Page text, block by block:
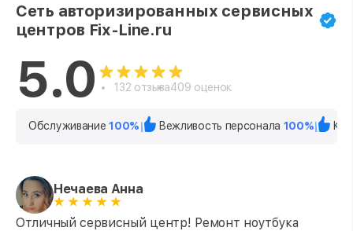
Сеть авторизированных сервисных
центров Fix-Line.ru
5.0 132 отзыва409 оценок
Обслуживание100% Вежливость персонала 100%
Нечаева Анна
Отличный сервисный центр! Ремонт ноутбука